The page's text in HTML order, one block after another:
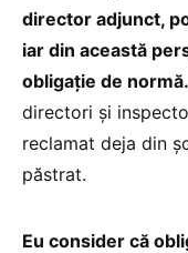
director adjunct,
iar din această
obligație de normă.
directori și
reclamat deja din
păstrat.
Eu consider că